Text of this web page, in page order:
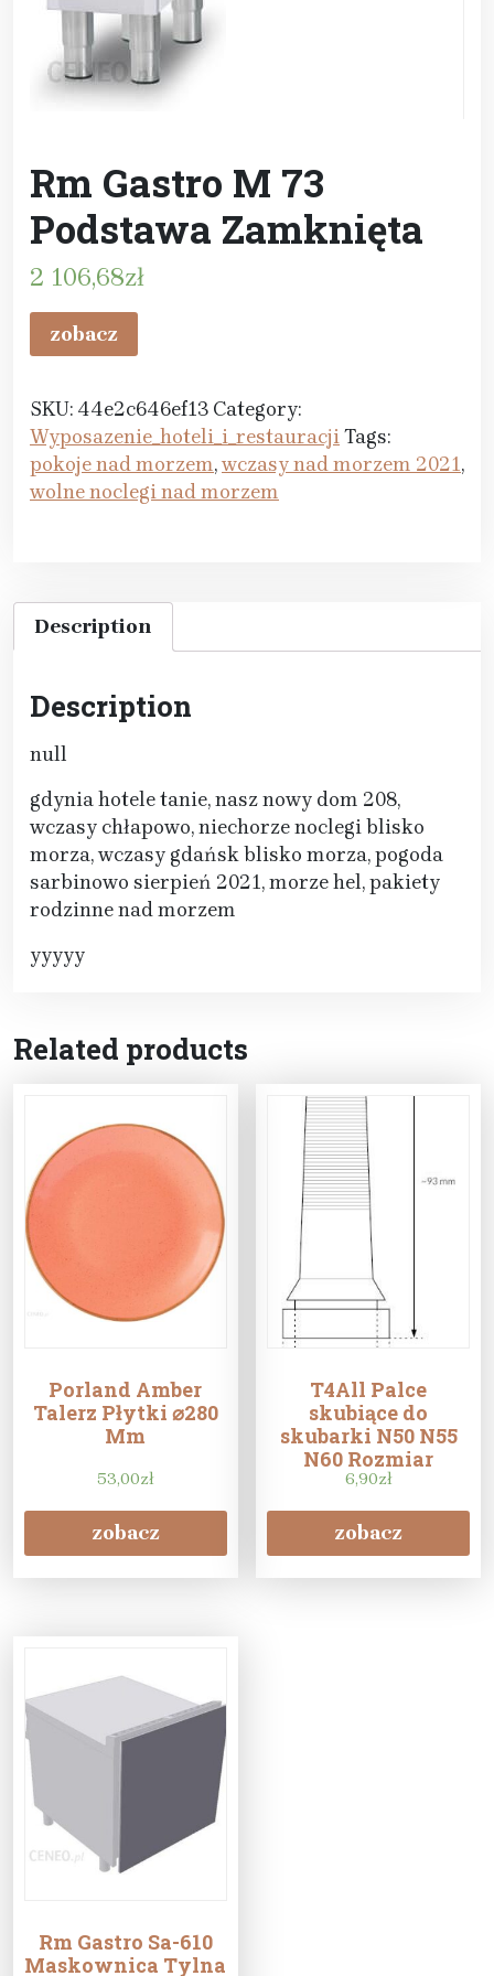
Rm Gastro M 73
Podstawa Zamknięta
2 106,68zł
zobacz
SKU: 44e2c646ef13 Category:
Wyposazenie_hoteli_i_restauracjiTags:
pokoje nad morzem,wczasy nad morzem 2021,
wolne noclegi nad morzem
Description
Description
null
gdynia hotele tanie, nasz nowy dom 208,
wczasy chłapowo, niechorze noclegi blisko
morza, wczasy gdańsk blisko morza, pogoda
sarbinowo sierpień 2021, morze hel, pakiety
rodzinne nad morzem
yyyyy
Related products
Porland Amber
Talerz Płytki ⌀280
Mm
53,00zł
zobacz
T4All Palce
skubiące do
skubarki N50 N55
N60 Rozmiar
palców skubiących
Długie
6,90zł
zobacz
Rm Gastro Sa-610
Maskownica Tylna